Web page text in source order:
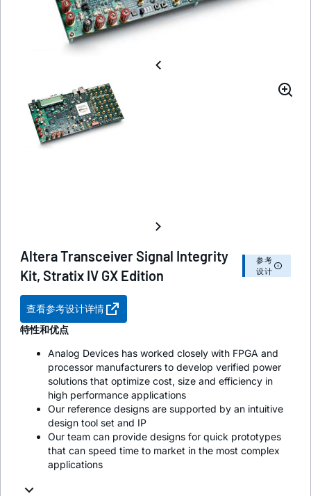
Altera Transceiver Signal Integrity
Kit, Stratix IV GX Edition
参考
设计
查看参考设计详情
特性和优点
Analog Devices has worked closely with FPGA and
processor manufacturers to develop verified power
solutions that optimize cost, size and efficiency in
high performance applications
Our reference designs are supported by an intuitive
design tool set and IP
Our team can provide designs for quick prototypes
that can speed time to market in the most complex
applications